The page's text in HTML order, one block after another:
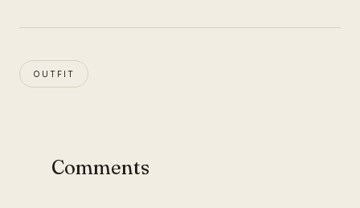
OUTFIT
Comments